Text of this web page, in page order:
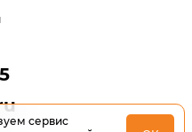
сервис